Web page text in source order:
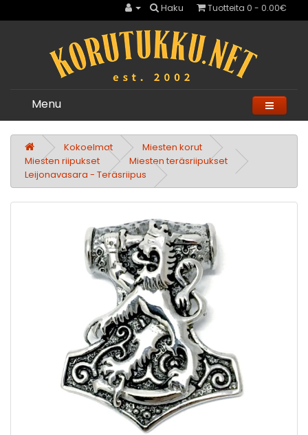
Haku Tuotteita 0 - 0.00€
Menu
Kokoelmat
Miesten korut
Miesten riipukset
Miesten teräsriipukset
Leijonavasara - Teräsriipus